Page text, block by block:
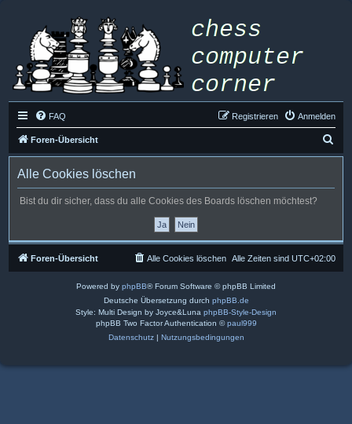
FAQ Anmelden
Registrieren
Foren-Übersicht
u
Alle Cookies löschen
Bist du dir sicher, dass du alle Cookies des Boards löschen möchtest?
Foren-Übersicht Alle Zeiten sind UTC+02:00
Alle Cookies löschen
Powered by phpBB® Forum Software © phpBB Limited
Deutsche Übersetzung durch phpBB.de
Style: Multi Design by Joyce&Luna phpBB-Style-Design
phpBB Two Factor Authentication ©paul999
Datenschutz| Nutzungsbedingungen